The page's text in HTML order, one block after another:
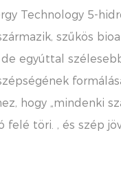
Technology 5-
szűkös
de egyúttal
hogy „mindenki
felé töri. , és szép